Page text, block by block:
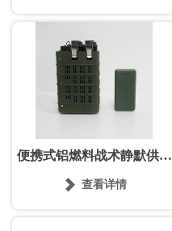
便携式铝燃料战术静默供电
 查看详情